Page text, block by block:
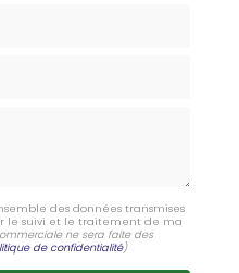
des données transmises
le suivi et le traitement de ma
ne sera faite des
de confidentialité)